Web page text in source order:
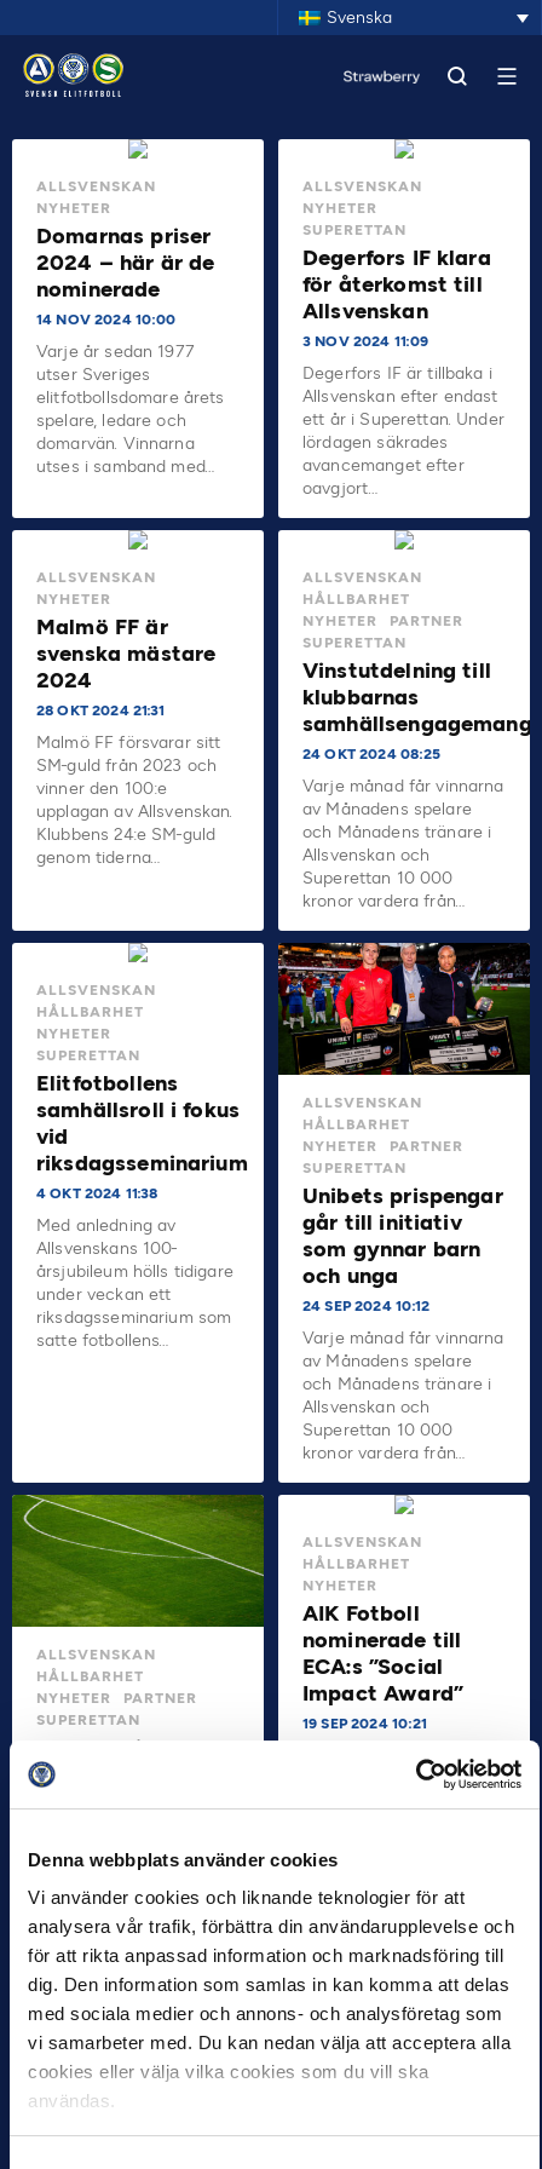
Denna webbplats använder cookies
Vi använder cookies och liknande teknologier för att
analysera vår trafik, förbättra din användarupplevelse och
för att rikta anpassad information och marknadsföring till
dig. Den information som samlas in kan komma att delas
med sociala medier och annons- och analysföretag som
vi samarbeter med. Du kan nedan välja att acceptera alla
cookies eller välja vilka cookies som du vill ska
användas.
Svenska
ALLSVENSKAN
NYHETER
Domarnas priser
2024 – här är de
nominerade
14 NOV 2024 10:00
Varje år sedan 1977
utser Sveriges
elitfotbollsdomare årets
spelare, ledare och
domarvän. Vinnarna
utses i samband med…
ALLSVENSKAN
NYHETER
SUPERETTAN
Degerfors IF klara
för återkomst till
Allsvenskan
3 NOV 2024 11:09
Degerfors IF är tillbaka i
Allsvenskan efter endast
ett år i Superettan. Under
lördagen säkrades
avancemanget efter
oavgjort…
ALLSVENSKAN
NYHETER
Malmö FF är
svenska mästare
2024
28 OKT 2024 21:31
Malmö FF försvarar sitt
SM-guld från 2023 och
vinner den 100:e
upplagan av Allsvenskan.
Klubbens 24:e SM-guld
genom tiderna…
ALLSVENSKAN
HÅLLBARHET
NYHETER
PARTNER
SUPERETTAN
Vinstutdelning till
klubbarnas
samhällsengagemang
24 OKT 2024 08:25
Varje månad får vinnarna
av Månadens spelare
och Månadens tränare i
Allsvenskan och
Superettan 10 000
kronor vardera från…
ALLSVENSKAN
HÅLLBARHET
NYHETER
SUPERETTAN
Elitfotbollens
samhällsroll i fokus
vid
riksdagsseminarium
4 OKT 2024 11:38
Med anledning av
Allsvenskans 100-
årsjubileum hölls tidigare
under veckan ett
riksdagsseminarium som
satte fotbollens…
ALLSVENSKAN
HÅLLBARHET
NYHETER
PARTNER
SUPERETTAN
Unibets prispengar
går till initiativ
som gynnar barn
och unga
24 SEP 2024 10:12
Varje månad får vinnarna
av Månadens spelare
och Månadens tränare i
Allsvenskan och
Superettan 10 000
kronor vardera från…
ALLSVENSKAN
HÅLLBARHET
NYHETER
PARTNER
SUPERETTAN
Svensk Elitfotbolls
arbete mot
24 SEP 2024 09:06
Problematiken med
matchfixning och hur den
på bästa sätt kan
förebyggas är en
ständigt aktuell fråga
inom elitidrotten.…
ALLSVENSKAN
HÅLLBARHET
NYHETER
AIK Fotboll
nominerade till
ECA:s ”Social
Impact Award”
19 SEP 2024 10:21
AIK har av European Club
Association (ECA) blivit
ALLSVENSKAN
PRESS
SUPERETTAN